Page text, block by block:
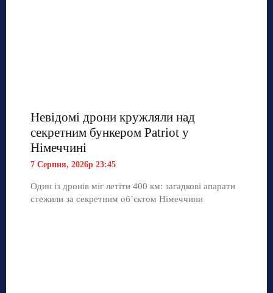
Невідомі дрони кружляли над
секретним бункером Patriot у
Німеччині
7 Серпня, 2026р 23:45
Один із дронів міг летіти 400 км: загадкові апарати
стежили за секретним об’єктом Німеччини